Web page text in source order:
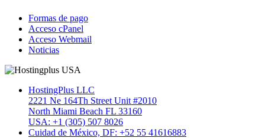
Formas de pago
Acceso cPanel
Acceso Webmail
Noticias
HostingPlus LLC
2221 Ne 164Th Street Unit #2010
North Miami Beach FL 33160
USA: +1 (305) 507 8026
Cuidad de México, DF: +52 55 41616883